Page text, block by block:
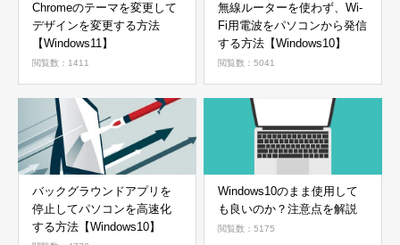
Chromeのテーマを変更して
デザインを変更する方法
【Windows11】
閲覧数：1411
無線ルーターを使わず、Wi-
Fi用電波をパソコンから発信
する方法【Windows10】
閲覧数：5041
バックグラウンドアプリを
停止してパソコンを高速化
する方法【Windows10】
Windows10のまま使用して
も良いのか？注意点を解説
閲覧数：5175